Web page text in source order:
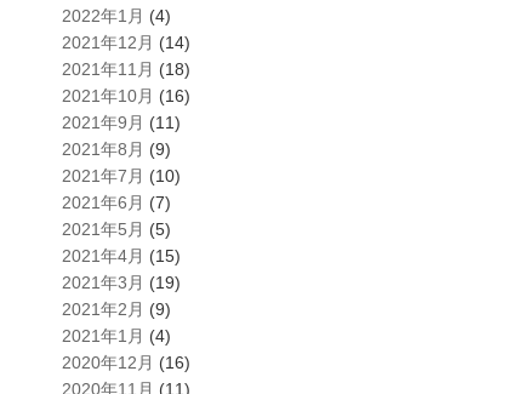
2022年1月 (4)
2021年12月 (14)
2021年11月 (18)
2021年10月 (16)
2021年9月 (11)
2021年8月 (9)
2021年7月 (10)
2021年6月 (7)
2021年5月 (5)
2021年4月 (15)
2021年3月 (19)
2021年2月 (9)
2021年1月 (4)
2020年12月 (16)
2020年11月 (11)